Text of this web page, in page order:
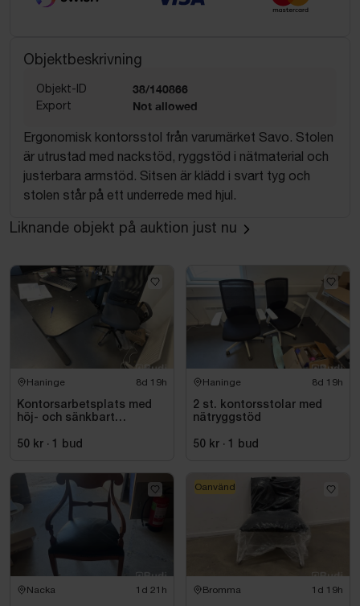
Objektbeskrivning
Objekt-ID 38/140866
Export Not allowed
Ergonomisk kontorsstol från varumärket Savo. Stolen
är utrustad med nackstöd, ryggstöd i nätmaterial och
justerbara armstöd. Sitsen är klädd i svart tyg och
stolen står på ett underrede med hjul.
Liknande objekt på auktion just nu
Haninge 8d 19h
Kontorsarbetsplats med
höj- och sänkbart
50 kr · 1 bud
Haninge 8d 19h
2 st. kontorsstolar med
nätryggstöd
50 kr · 1 bud
Nacka 1d 21h Bromma 1d 19h
Oanvänd